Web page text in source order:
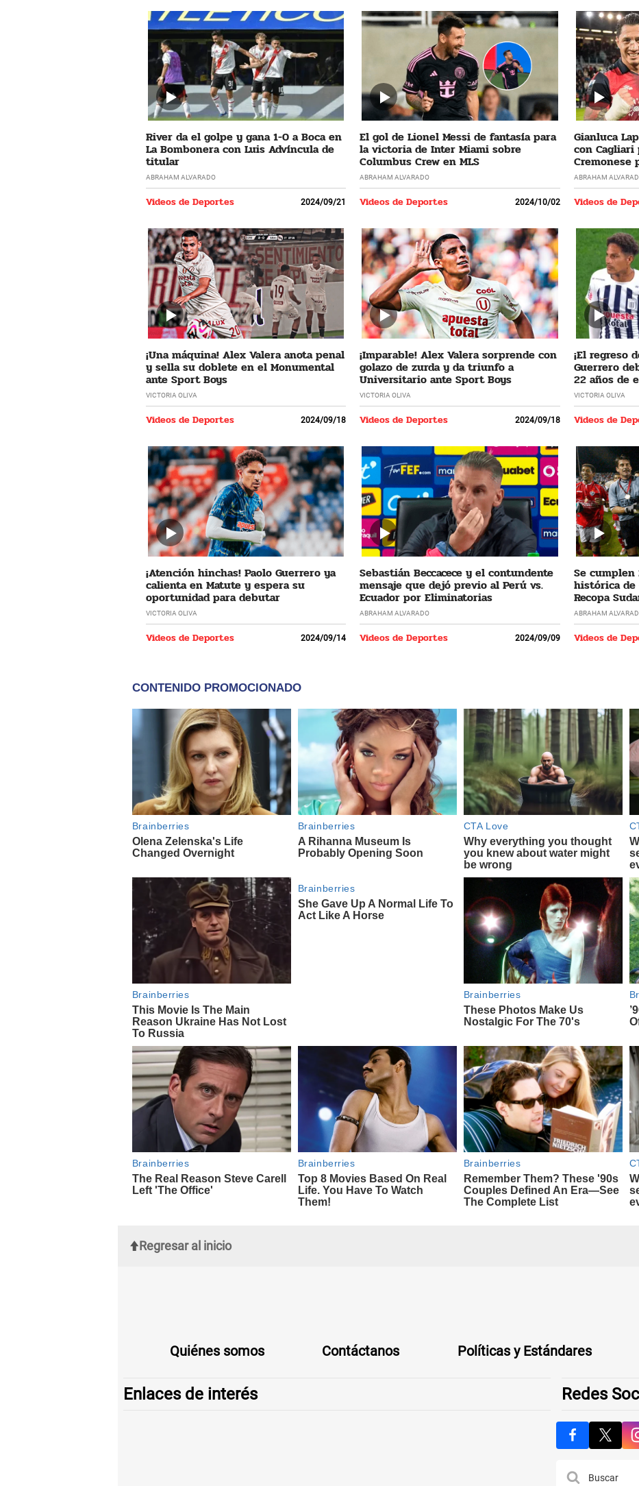
River da el golpe y gana 1-0 a Boca en
La Bombonera con Luis Advíncula de
titular
ABRAHAM ALVARADO
Videos de Deportes 2024/09/21
El gol de Lionel Messi de fantasía para
la victoria de Inter Miami sobre
Columbus Crew en MLS
ABRAHAM ALVARADO
Videos de Deportes 2024/10/02
Gianluca
con
Cremonese
ABRAHAM
Videos de
¡Una máquina! Alex Valera anota penal
y sella su doblete en el Monumental
ante Sport Boys
VICTORIA OLIVA
Videos de Deportes 2024/09/18
¡Imparable! Alex Valera sorprende con
golazo de zurda y da triunfo a
Universitario ante Sport Boys
VICTORIA OLIVA
Videos de Deportes 2024/09/18
¡El regreso
Guerrero
22 años de
VICTORIA OLIVA
Videos de
¡Atención hinchas! Paolo Guerrero ya
calienta en Matute y espera su
oportunidad para debutar
VICTORIA OLIVA
Videos de Deportes 2024/09/14
Sebastián Beccacece y el contundente
mensaje que dejó previo al Perú vs.
Ecuador por Eliminatorias
ABRAHAM ALVARADO
Videos de Deportes 2024/09/09
Se cumplen
histórica de
Recopa
ABRAHAM
Videos de
Regresar al inicio
Quiénes somos Contáctanos Políticas y Estándares
Enlaces de interés Redes